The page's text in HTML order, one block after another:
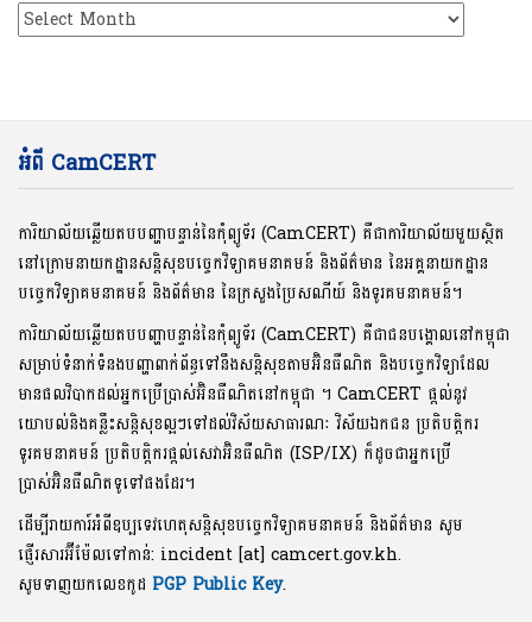
ប័ណ្ណសារ
អំពី CamCERT
ការិយាល័យឆ្លើយតបបញ្ហាបន្ទាន់នៃកុំព្យូទ័រ (CamCERT) គឺជាការិយាល័យមួយស្ថិត
នៅក្រោមនាយកដ្ឋានសន្តិសុខបច្ចេកវិទ្យាគមនាគមន៍ និងព័ត៌មាន នៃអគ្គនាយកដ្ឋាន
បច្ចេកវិទ្យាគមនាគមន៍ និងព័ត៌មាន នៃក្រសួងប្រៃសណីយ៍ និងទូរគមនាគមន៍។
ការិយាល័យឆ្លើយតបបញ្ហាបន្ទាន់នៃកុំព្យូទ័រ (CamCERT) គឺជាជនបង្គោលនៅកម្ពុជា
សម្រាប់ទំនាក់ទំនងបញ្ហាពាក់ព័ន្ធទៅនឹងសន្តិសុខតាមអ៊ិនធឺណិត និងបច្ចេកវិទ្យាដែល
មានផលវិបាកដល់អ្នកប្រើប្រាស់អ៊ិនធឺណិតនៅកម្ពុជា ។ CamCERT ផ្តល់នូវ
យោបល់និងគន្លឹះសន្តិសុខល្អៗទៅដល់វិស័យសាធារណៈ វិស័យឯកជន ប្រតិបត្តិករ
ទូរគមនាគមន៍ ប្រតិបត្តិករផ្តល់សេវាអ៊ិនធឺណិត (ISP/IX) ក៏ដូចជាអ្នកប្រើ
ប្រាស់អ៊ិនធឺណិតទូទៅផងដែរ។
ដើម្បីរាយការ៍អំពីឧប្បទេវហេតុសន្តិសុខបច្ចេកវិទ្យាគមនាគមន៍ និងព័ត៌មាន សូម
ផ្ញើរសារអ៊ីម៉ែលទៅកាន់: incident [at] camcert.gov.kh.
សូមទាញយកលេខកូដ PGP Public Key.